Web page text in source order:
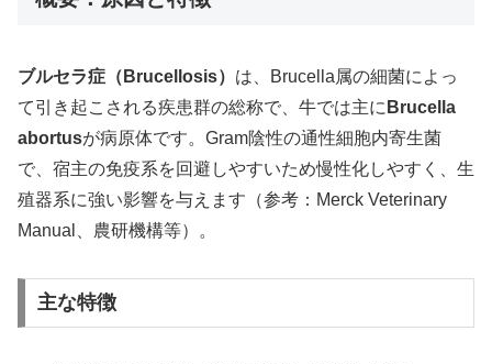
ブルセラ症（Brucellosis） は、Brucella属の細菌によっ
て引き起こされる疾患群の総称で、牛では主に Brucella
abortusが病原体です。Gram陰性の通性細胞内寄生菌
で、宿主の免疫系を回避しやすいため慢性化しやすく、生
殖器系に強い影響を与えます（参考：Merck Veterinary
Manual、農研機構等）。
主な特徴